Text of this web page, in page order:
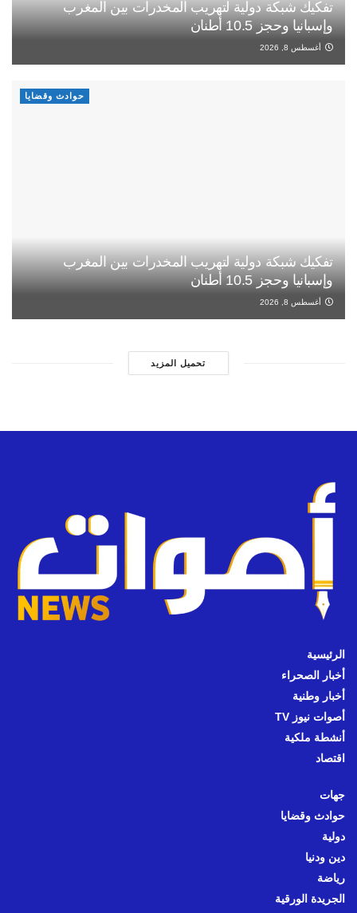
تفكيك شبكة دولية لتهريب المخدرات بين المغرب
وإسبانيا وحجز 10.5 أطنان
أغسطس 8, 2026
حوادث وقضايا
تفكيك شبكة دولية لتهريب المخدرات بين المغرب
وإسبانيا وحجز 10.5 أطنان
أغسطس 8, 2026
تحميل المزيد
الرئيسية
أخبار الصحراء
أخبار وطنية
أصوات نيوز TV
أنشطة ملكية
اقتصاد
جهات
حوادث وقضايا
دولية
دين ودنيا
رياضة
الجريدة الورقية